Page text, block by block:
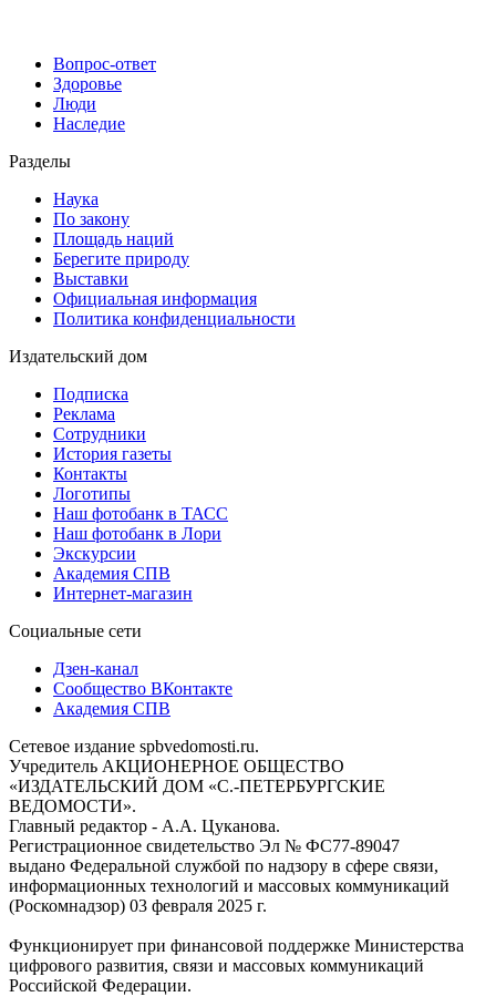
Вопрос-ответ
Здоровье
Люди
Наследие
Разделы
Наука
По закону
Площадь наций
Берегите природу
Выставки
Официальная информация
Политика конфиденциальности
Издательский дом
Подписка
Реклама
Сотрудники
История газеты
Контакты
Логотипы
Наш фотобанк в ТАСС
Наш фотобанк в Лори
Экскурсии
Академия СПВ
Интернет-магазин
Социальные сети
Дзен-канал
Сообщество ВКонтакте
Академия СПВ
Сетевое издание spbvedomosti.ru.
Учредитель АКЦИОНЕРНОЕ ОБЩЕСТВО
«ИЗДАТЕЛЬСКИЙ ДОМ «С.-ПЕТЕРБУРГСКИЕ
ВЕДОМОСТИ».
Главный редактор - А.А. Цуканова.
Регистрационное свидетельство Эл № ФС77-89047
выдано Федеральной службой по надзору в сфере связи,
информационных технологий и массовых коммуникаций
(Роскомнадзор) 03 февраля 2025 г.
Функционирует при финансовой поддержке Министерства
цифрового развития, связи и массовых коммуникаций
Российской Федерации.